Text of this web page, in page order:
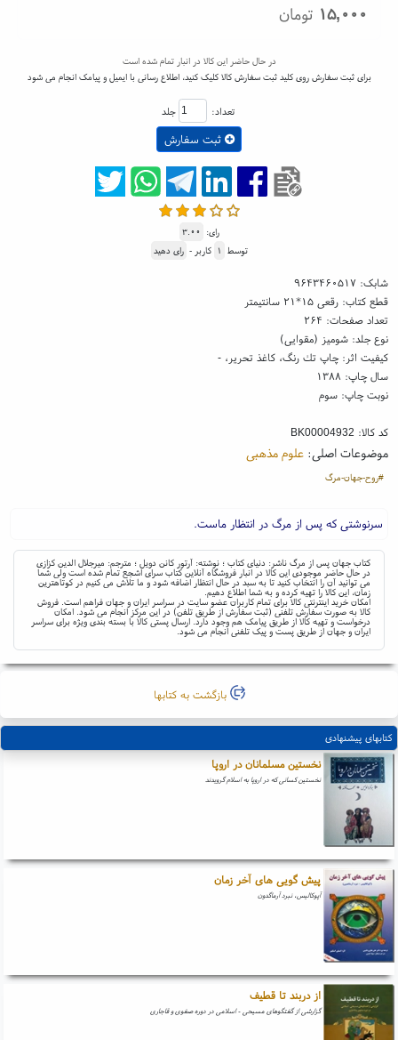
۱۵,۰۰۰ تومان
در حال حاضر این کالا در انبار تمام شده است
برای ثبت سفارش روی کلید ثبت سفارش کالا کلیک کنید، اطلاع رسانی با ایمیل و پیامک انجام می شود
تعداد: جلد
ثبت سفارش
رای: ۳.۰۰
توسط ۱ کاربر - رای دهید
شابک: ۹۶۴۳۴۶۰۵۱۷
قطع کتاب: رقعی ۱۵*۲۱ سانتیمتر
تعداد صفحات: ۲۶۴
نوع جلد: شومیز (مقوایی)
کیفیت اثر: چاپ تك رنگ، کاغذ تحریر، -
سال چاپ: ۱۳۸۸
نوبت چاپ: سوم
کد کالا: BK00004932
موضوعات اصلی:علوم مذهبی
#روح-جهان-مرگ
سرنوشتی که پس از مرگ در انتظار ماست.
کتاب جهان پس از مرگ ناشر: دنیای کتاب ؛ نوشته: آرتور کانن دویل ؛ مترجم: میرجلال الدین کزازی
در حال حاضر موجودی این کالا در انبار فروشگاه آنلاین کتاب سرای اشجع تمام شده است ولی شما
می توانید آن را انتخاب کنید تا به سبد در حال انتظار اضافه شود و ما تلاش می کنیم در کوتاهترین
زمان، این کالا را تهیه کرده و به شما اطلاع دهیم.
امکان خرید اینترنتی کالا برای تمام کاربران عضو سایت در سراسر ایران و جهان فراهم است. فروش
کالا به صورت سفارش تلفنی (ثبت سفارش از طریق تلفن) در این مرکز انجام می شود. امکان
درخواست و تهیه کالا از طریق پیامک هم وجود دارد. ارسال پستی کالا با بسته بندی ویژه برای سراسر
ایران و جهان از طریق پست و پیک تلفنی انجام می شود.
بازگشت به کتابها
کتابهای پیشنهادی
نخستین مسلمانان در اروپا
نخستین کسانی که در اروپا به اسلام گرویدند
پیش گویی های آخر زمان
آپوکالیس، نبرد آرماگدون
از دربند تا قطیف
گزارشی از گفتگوهای مسیحی - اسلامی در دوره صفوی و قاجاری